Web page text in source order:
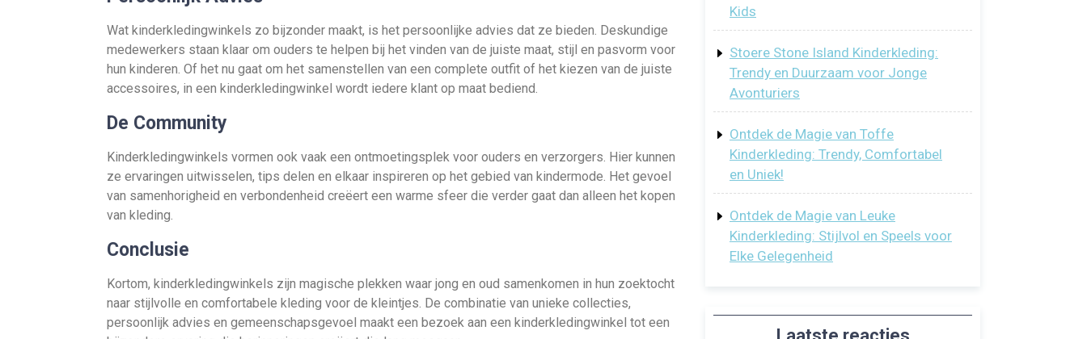
Wat kinderkledingwinkels zo bijzonder maakt, is het persoonlijke advies dat ze bieden. Deskundige
medewerkers staan klaar om ouders te helpen bij het vinden van de juiste maat, stijl en pasvorm voor
hun kinderen. Of het nu gaat om het samenstellen van een complete outfit of het kiezen van de juiste
accessoires, in een kinderkledingwinkel wordt iedere klant op maat bediend.
De Community
Kinderkledingwinkels vormen ook vaak een ontmoetingsplek voor ouders en verzorgers. Hier kunnen
ze ervaringen uitwisselen, tips delen en elkaar inspireren op het gebied van kindermode. Het gevoel
van samenhorigheid en verbondenheid creëert een warme sfeer die verder gaat dan alleen het kopen
van kleding.
Conclusie
Kortom, kinderkledingwinkels zijn magische plekken waar jong en oud samenkomen in hun zoektocht
naar stijlvolle en comfortabele kleding voor de kleintjes. De combinatie van unieke collecties,
persoonlijk advies en gemeenschapsgevoel maakt een bezoek aan een kinderkledingwinkel tot een
Kids
Stoere Stone Island Kinderkleding:
Trendy en Duurzaam voor Jonge
Avonturiers
Ontdek de Magie van Toffe
Kinderkleding: Trendy, Comfortabel
en Uniek!
Ontdek de Magie van Leuke
Kinderkleding: Stijlvol en Speels voor
Elke Gelegenheid